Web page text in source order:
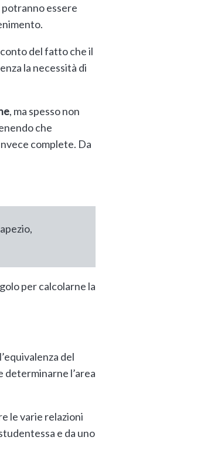
essere
del fatto che il
la necessità di
, ma spesso non
che
complete. Da
per calcolarne la
del
determinarne l’area
le varie relazioni
e da uno